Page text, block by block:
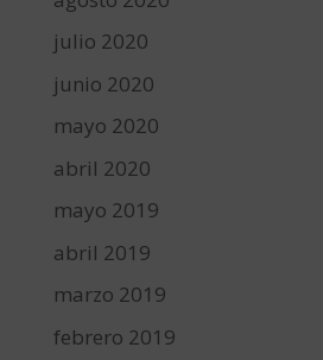
julio 2020
junio 2020
mayo 2020
abril 2020
mayo 2019
abril 2019
marzo 2019
febrero 2019